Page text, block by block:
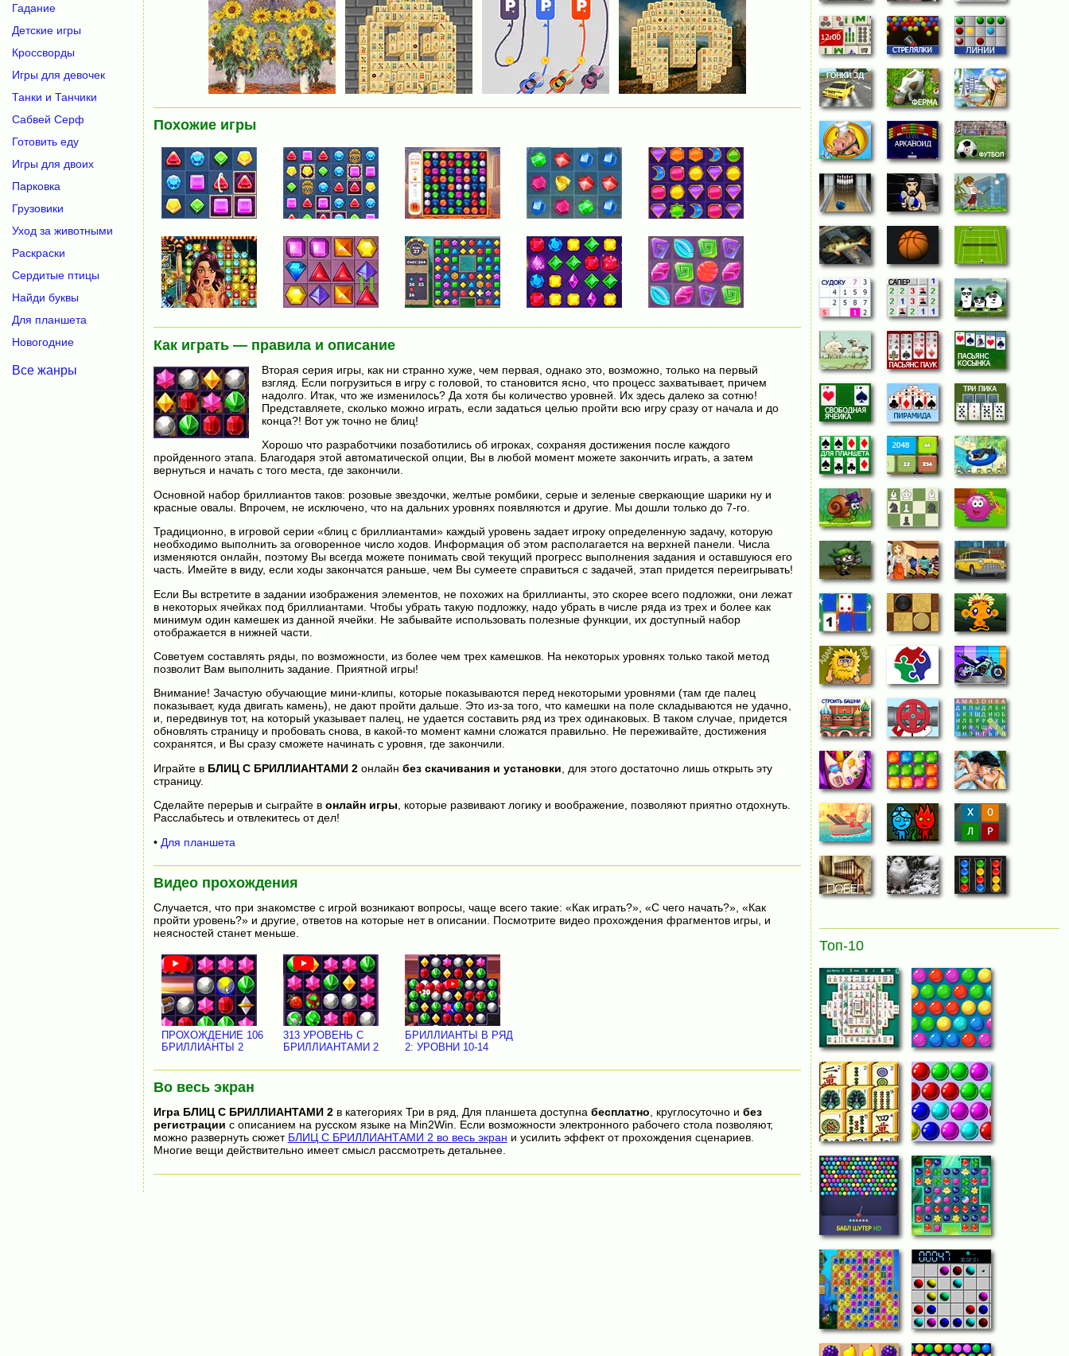
Похожие игры
Как играть — правила и описание
Вторая серия игры, как ни странно хуже, чем первая, однако это, возможно, только на первый
взгляд. Если погрузиться в игру с головой, то становится ясно, что процесс захватывает, причем
надолго. Итак, что же изменилось? Да хотя бы количество уровней. Их здесь далеко за сотню!
Представляете, сколько можно играть, если задаться целью пройти всю игру сразу от начала и до
конца?! Вот уж точно не блиц!
Хорошо что разработчики позаботились об игроках, сохраняя достижения после каждого
пройденного этапа. Благодаря этой автоматической опции, Вы в любой момент можете закончить играть, а затем
вернуться и начать с того места, где закончили.
Основной набор бриллиантов таков: розовые звездочки, желтые ромбики, серые и зеленые сверкающие шарики ну и
красные овалы. Впрочем, не исключено, что на дальних уровнях появляются и другие. Мы дошли только до 7-го.
Традиционно, в игровой серии «блиц с бриллиантами» каждый уровень задает игроку определенную задачу, которую
необходимо выполнить за оговоренное число ходов. Информация об этом располагается на верхней панели. Числа
изменяются онлайн, поэтому Вы всегда можете понимать свой текущий прогресс выполнения задания и оставшуюся его
часть. Имейте в виду, если ходы закончатся раньше, чем Вы сумеете справиться с задачей, этап придется переигрывать!
Если Вы встретите в задании изображения элементов, не похожих на бриллианты, это скорее всего подложки, они лежат
в некоторых ячейках под бриллиантами. Чтобы убрать такую подложку, надо убрать в числе ряда из трех и более как
минимум один камешек из данной ячейки. Не забывайте использовать полезные функции, их доступный набор
отображается в нижней части.
Советуем составлять ряды, по возможности, из более чем трех камешков. На некоторых уровнях только такой метод
позволит Вам выполнить задание. Приятной игры!
Внимание! Зачастую обучающие мини-клипы, которые показываются перед некоторыми уровнями (там где палец
показывает, куда двигать камень), не дают пройти дальше. Это из-за того, что камешки на поле складываются не удачно,
и, передвинув тот, на который указывает палец, не удается составить ряд из трех одинаковых. В таком случае, придется
обновлять страницу и пробовать снова, в какой-то момент камни сложатся правильно. Не переживайте, достижения
сохранятся, и Вы сразу сможете начинать с уровня, где закончили.
Играйте в БЛИЦ С БРИЛЛИАНТАМИ 2онлайн без скачивания и установки , для этого достаточно лишь открыть эту
страницу.
Сделайте перерыв и сыграйте в онлайн игры , которые развивают логику и воображение, позволяют приятно отдохнуть.
Расслабьтесь и отвлекитесь от дел!
• Для планшета
Видео прохождения
Случается, что при знакомстве с игрой возникают вопросы, чаще всего такие: «Как играть?», «С чего начать?», «Как
пройти уровень?» и другие, ответов на которые нет в описании. Посмотрите видео прохождения фрагментов игры, и
неясностей станет меньше.
ПРОХОЖДЕНИЕ 106
БРИЛЛИАНТЫ 2
313 УРОВЕНЬ С
БРИЛЛИАНТАМИ 2
БРИЛЛИАНТЫ В РЯД
2: УРОВНИ 10-14
Во весь экран
Игра БЛИЦ С БРИЛЛИАНТАМИ 2в категориях Три в ряд, Для планшета доступна бесплатно, круглосуточно и без
регистрации с описанием на русском языке на Min2Win. Если возможности электронного рабочего стола позволяют,
можно развернуть сюжет БЛИЦ С БРИЛЛИАНТАМИ 2 во весь экран и усилить эффект от прохождения сценариев.
Многие вещи действительно имеет смысл рассмотреть детальнее.
Гадание
Детские игры
Кроссворды
Игры для девочек
Танки и Танчики
Сабвей Серф
Готовить еду
Игры для двоих
Парковка
Грузовики
Уход за животными
Раскраски
Сердитые птицы
Найди буквы
Для планшета
Новогодние
Все жанры
Топ-10